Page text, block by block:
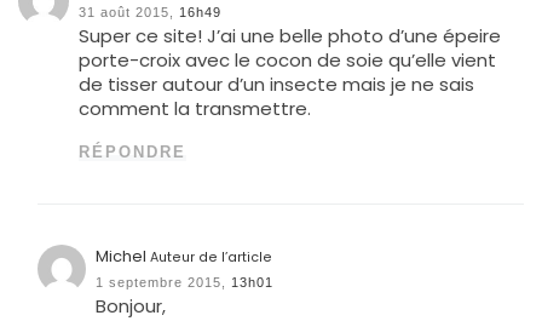
31 août 2015, 16h49
Super ce site! J’ai une belle photo d’une épeire
porte-croix avec le cocon de soie qu’elle vient
de tisser autour d’un insecte mais je ne sais
comment la transmettre.
RÉPONDRE
MichelAuteur de l’article
1 septembre 2015, 13h01
Bonjour,